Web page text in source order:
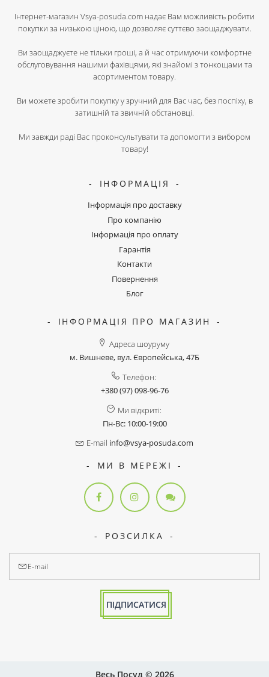
Інтернет-магазин Vsya-posuda.com надає Вам можливість робити
покупки за низькою ціною, що дозволяє суттєво заощаджувати.
Ви заощаджуєте не тільки гроші, а й час отримуючи комфортне
обслуговування нашими фахівцями, які знайомі з тонкощами та
асортиментом товару.
Ви можете зробити покупку у зручний для Вас час, без поспіху, в
затишній та звичній обстановці.
Ми завжди раді Вас проконсультувати та допомогти з вибором
товару!
ІНФОРМАЦІЯ
Інформація про доставку
Про компанію
Інформація про оплату
Гарантія
Контакти
Повернення
Блог
ІНФОРМАЦІЯ ПРО МАГАЗИН
Адреса шоуруму
м. Вишневе, вул. Європейська, 47Б
Телефон:
+380 (97) 098-96-76
Ми відкриті:
Пн-Вс: 10:00-19:00
E-mail info@vsya-posuda.com
МИ В МЕРЕЖІ
РОЗСИЛКА
ПІДПИСАТИСЯ
Весь Посуд © 2026